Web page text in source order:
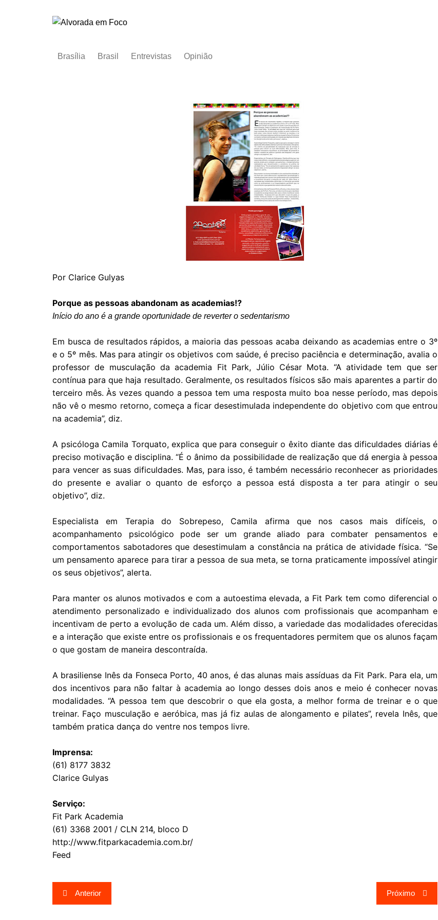
Brasília
Brasil Entrevistas Opinião
Por Clarice Gulyas
Porque as pessoas abandonam as academias!?
Início do ano é a grande oportunidade de reverter o sedentarismo
Em busca de resultados rápidos, a maioria das pessoas acaba deixando as academias entre o 3º
e o 5º mês. Mas para atingir os objetivos com saúde, é preciso paciência e determinação, avalia o
professor de musculação da academia Fit Park, Júlio César Mota. “A atividade tem que ser
contínua para que haja resultado. Geralmente, os resultados físicos são mais aparentes a partir do
terceiro mês. Às vezes quando a pessoa tem uma resposta muito boa nesse período, mas depois
não vê o mesmo retorno, começa a ficar desestimulada independente do objetivo com que entrou
na academia”, diz.
A psicóloga Camila Torquato, explica que para conseguir o êxito diante das dificuldades diárias é
preciso motivação e disciplina. “É o ânimo da possibilidade de realização que dá energia à pessoa
para vencer as suas dificuldades. Mas, para isso, é também necessário reconhecer as prioridades
do presente e avaliar o quanto de esforço a pessoa está disposta a ter para atingir o seu
objetivo”, diz.
Especialista em Terapia do Sobrepeso, Camila afirma que nos casos mais difíceis, o
acompanhamento psicológico pode ser um grande aliado para combater pensamentos e
comportamentos sabotadores que desestimulam a constância na prática de atividade física. “Se
um pensamento aparece para tirar a pessoa de sua meta, se torna praticamente impossível atingir
os seus objetivos”, alerta.
Para manter os alunos motivados e com a autoestima elevada, a Fit Park tem como diferencial o
atendimento personalizado e individualizado dos alunos com profissionais que acompanham e
incentivam de perto a evolução de cada um. Além disso, a variedade das modalidades oferecidas
e a interação que existe entre os profissionais e os frequentadores permitem que os alunos façam
o que gostam de maneira descontraída.
A brasiliense Inês da Fonseca Porto, 40 anos, é das alunas mais assíduas da Fit Park. Para ela, um
dos incentivos para não faltar à academia ao longo desses dois anos e meio é conhecer novas
modalidades. “A pessoa tem que descobrir o que ela gosta, a melhor forma de treinar e o que
treinar. Faço musculação e aeróbica, mas já fiz aulas de alongamento e pilates”, revela Inês, que
também pratica dança do ventre nos tempos livre.
Imprensa:
(61) 8177 3832
Clarice Gulyas
Serviço:
Fit Park Academia
(61) 3368 2001 / CLN 214, bloco D
http://www.fitparkacademia.com.br/
Feed
Navegação
de
Anterior Próximo